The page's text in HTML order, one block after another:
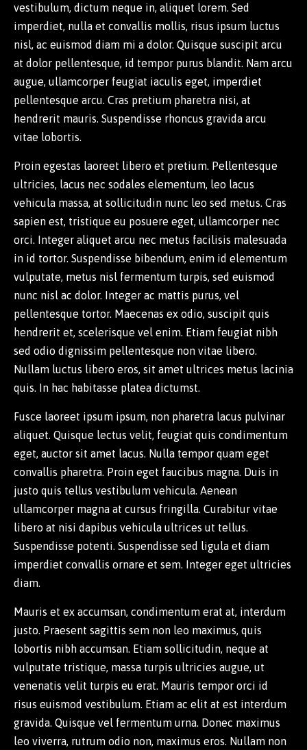
vestibulum, dictum neque in, aliquet lorem. Sed
imperdiet, nulla et convallis mollis, risus ipsum luctus
nisl, ac euismod diam mi a dolor. Quisque suscipit arcu
at dolor pellentesque, id tempor purus blandit. Nam arcu
augue, ullamcorper feugiat iaculis eget, imperdiet
pellentesque arcu. Cras pretium pharetra nisi, at
hendrerit mauris. Suspendisse rhoncus gravida arcu
vitae lobortis.
Proin egestas laoreet libero et pretium. Pellentesque
ultricies, lacus nec sodales elementum, leo lacus
vehicula massa, at sollicitudin nunc leo sed metus. Cras
sapien est, tristique eu posuere eget, ullamcorper nec
orci. Integer aliquet arcu nec metus facilisis malesuada
in id tortor. Suspendisse bibendum, enim id elementum
vulputate, metus nisl fermentum turpis, sed euismod
nunc nisl ac dolor. Integer ac mattis purus, vel
pellentesque tortor. Maecenas ex odio, suscipit quis
hendrerit et, scelerisque vel enim. Etiam feugiat nibh
sed odio dignissim pellentesque non vitae libero.
Nullam luctus libero eros, sit amet ultrices metus lacinia
quis. In hac habitasse platea dictumst.
Fusce laoreet ipsum ipsum, non pharetra lacus pulvinar
aliquet. Quisque lectus velit, feugiat quis condimentum
eget, auctor sit amet lacus. Nulla tempor quam eget
convallis pharetra. Proin eget faucibus magna. Duis in
justo quis tellus vestibulum vehicula. Aenean
ullamcorper magna at cursus fringilla. Curabitur vitae
libero at nisi dapibus vehicula ultrices ut tellus.
Suspendisse potenti. Suspendisse sed ligula et diam
imperdiet convallis ornare et sem. Integer eget ultricies
diam.
Mauris et ex accumsan, condimentum erat at, interdum
justo. Praesent sagittis sem non leo maximus, quis
lobortis nibh accumsan. Etiam sollicitudin, neque at
vulputate tristique, massa turpis ultricies augue, ut
venenatis velit turpis eu erat. Mauris tempor orci id
risus euismod vestibulum. Etiam ac elit at est interdum
gravida. Quisque vel fermentum urna. Donec maximus
leo viverra, rutrum odio non, maximus eros. Nullam non